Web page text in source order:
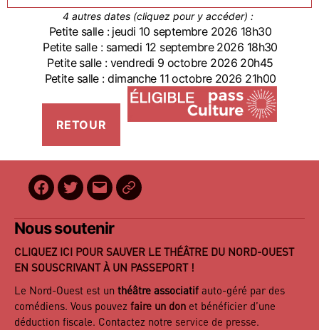
4 autres dates (cliquez pour y accéder) :
Petite salle : jeudi 10 septembre 2026 18h30
Petite salle : samedi 12 septembre 2026 18h30
Petite salle : vendredi 9 octobre 2026 20h45
Petite salle : dimanche 11 octobre 2026 21h00
Facebook
Twitter
E-
mail
BilletReduc
Nous soutenir
CLIQUEZ ICI POUR SAUVER LE THÉÂTRE DU NORD-OUEST
EN SOUSCRIVANT À UN PASSEPORT !
Le Nord-Ouest est un théâtre associatif auto-géré par des
comédiens. Vous pouvez faire un don et bénéficier d’une
déduction fiscale. Contactez notre service de presse.